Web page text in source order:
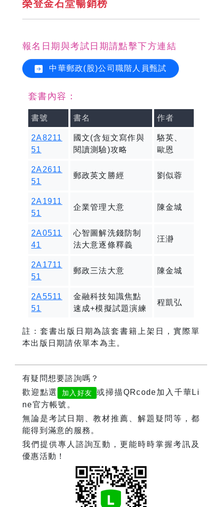
榮登金石堂暢銷榜
報名日期與考試日期請點擊下方連結
中華郵政(股)公司職階人員甄試
套書內容：
書號 書名 作者
2A8211
51
國文(含短文寫作與
閱讀測驗)攻略
駱英、
歐恩
2A2611
51
郵政英文勝經 劉似蓉
2A1911
51
企業管理大意 陳金城
2A0511
41
心智圖解洗錢防制
法大意逐條釋義
汪瀞
2A1711
51
郵政三法大意 陳金城
2A5511
51
金融科技知識焦點
速成+模擬試題演練
程凱弘
註：套書出版日期為該套書籍上架日，實際單
本出版日期請依單本為主。
有疑問想要諮詢嗎？
歡迎點選
加入好友
或掃描QRcode加入千華Li
ne官方帳號。
無論是考試日期、教材推薦、解題疑問等，都
能得到滿意的服務。
我們提供專人諮詢互動，更能時時掌握考訊及
優惠活動！